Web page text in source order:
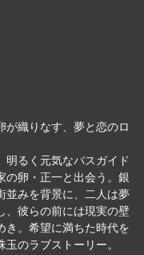
が織りなす、夢と恋のロ
明るく元気なバスガイド
の卵・正一と出会う。銀
並みを背景に、二人は夢
、彼らの前には現実の壁
き。希望に満ちた時代を
のラブストーリー。